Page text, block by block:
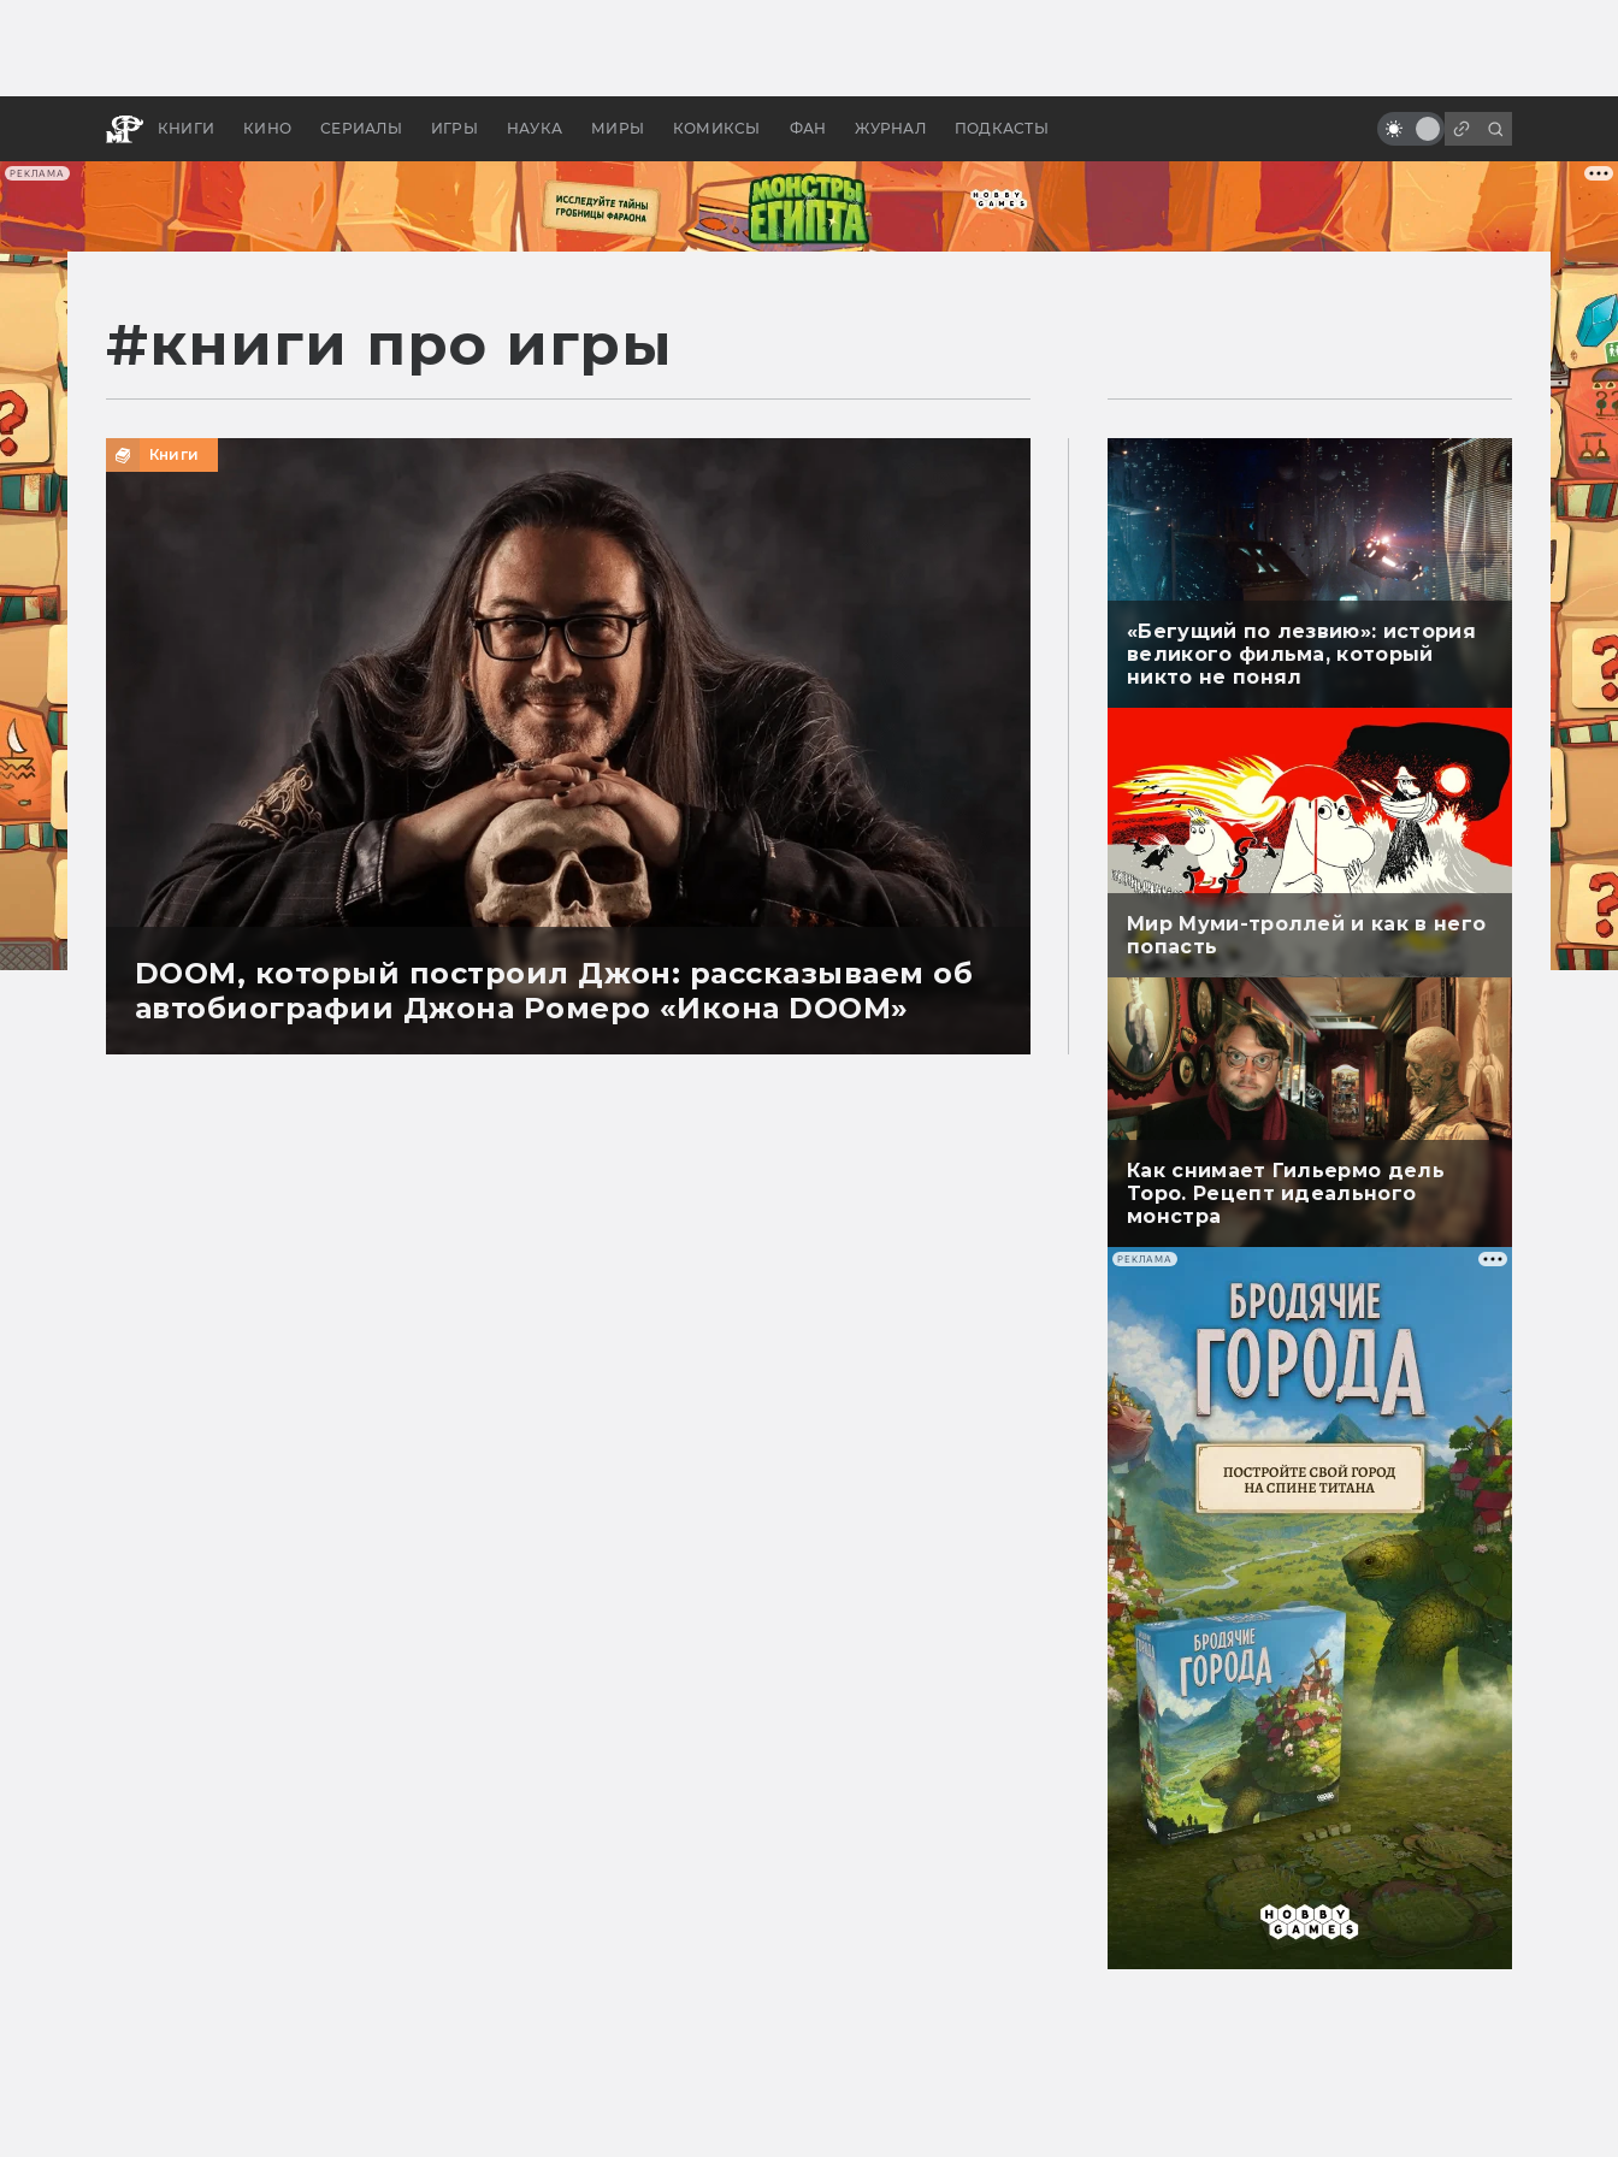
РЕКЛАМА
КНИГИ КИНО СЕРИАЛЫ ИГРЫ НАУКА МИРЫ КОМИКСЫ ФАН ЖУРНАЛ ПОДКАСТЫ
бы «Властелина колец»
Древней Грецией
и фэнтези
#книги про игры
Книги
DOOM, который построил Джон: рассказываем об
автобиографии Джона Ромеро «Икона DOOM»
«Бегущий по лезвию»: история
великого фильма, который
никто не понял
Мир Муми-троллей и как в него
попасть
Как снимает Гильермо дель
Торо. Рецепт идеального
монстра
РЕКЛАМА